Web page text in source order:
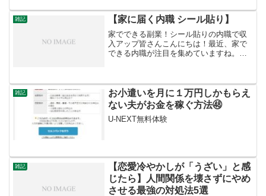
しい年を迎えて...
雑記 【家に届く内職 シール貼り】
家でできる副業！シール貼りの内職で収
入アップ皆さんこんにちは！最近、家で
できる内職が注目を集めていますね。そ
ぜシール貼りの内職なのか...
雑記
お小遣いを月に１万円しかもらえ
ない夫がお金を稼ぐ方法㊽
U-NEXT無料体験
雑記
【恋愛冷やかしが「うざい」と感
じたら】人間関係を壊さずにやめ
させる最強の対処法5選